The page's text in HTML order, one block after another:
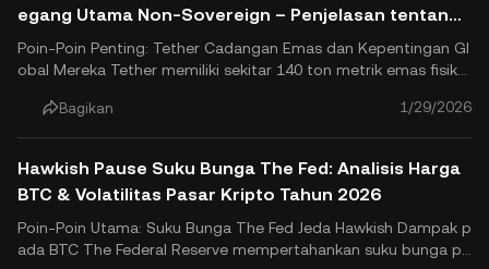
egang Utama Non-Sovereign – Penjelasan tentang
Dukungan Stablecoin Kripto
Poin-Poin Penting: Tether Cadangan Emas dan Kepentingan Gl
obal Mereka Tether memiliki sekitar 140 ton metrik emas fisik
eperti Yunani dan Australia, menjadi pemegang emas non-sov
ereign terbesar di dunia. Emas ini mendiversifikasi USDT ca.
Bagikan 1/29/2026
Hawkish Pause Suku Bunga The Fed: Analisis Harga
BTC & Volatilitas Pasar Kripto Tahun 2026
Poin-Poin Utama: Suku Bunga The Fed Jeda Hawkish Dampak p
ada BTC The Federal Reserve mempertahankan suku bunga pa